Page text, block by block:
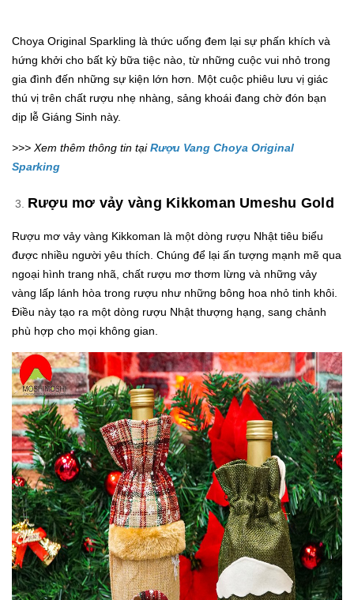
Choya Original Sparkling là thức uống đem lại sự phấn khích và
hứng khởi cho bất kỳ bữa tiệc nào, từ những cuộc vui nhỏ trong
gia đình đến những sự kiện lớn hơn. Một cuộc phiêu lưu vị giác
thú vị trên chất rượu nhẹ nhàng, sảng khoái đang chờ đón bạn
dịp lễ Giáng Sinh này.
>>> Xem thêm thông tin tạiRượu Vang Choya Original
Sparking
Rượu mơ vảy vàng Kikkoman Umeshu Gold
Rượu mơ vảy vàng Kikkoman là một dòng rượu Nhật tiêu biểu
được nhiều người yêu thích. Chúng để lại ấn tượng mạnh mẽ qua
ngoại hình trang nhã, chất rượu mơ thơm lừng và những vảy
vàng lấp lánh hòa trong rượu như những bông hoa nhỏ tinh khôi.
Điều này tạo ra một dòng rượu Nhật thượng hạng, sang chảnh
phù hợp cho mọi không gian.